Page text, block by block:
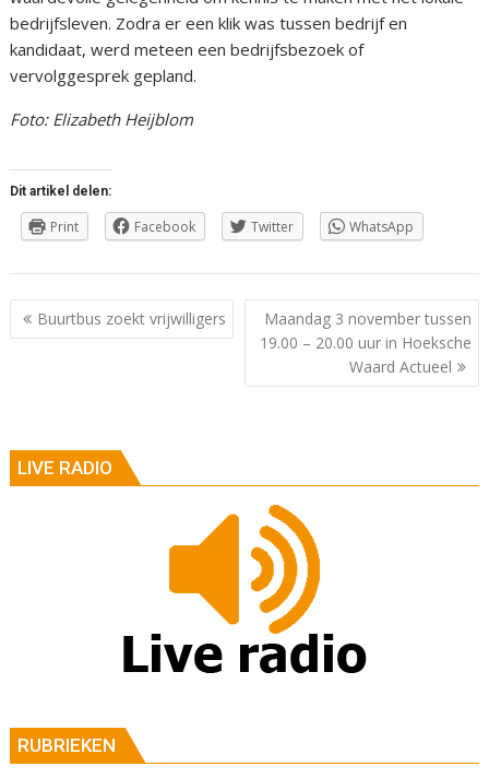
bedrijfsleven. Zodra er een klik was tussen bedrijf en
kandidaat, werd meteen een bedrijfsbezoek of
vervolggesprek gepland.
Foto: Elizabeth Heijblom
Dit artikel delen:
Print Facebook Twitter WhatsApp
Berichtnavigatie
Buurtbus zoekt vrijwilligers
Maandag 3 november tussen
19.00 – 20.00 uur in Hoeksche
Waard Actueel
LIVE RADIO
RUBRIEKEN